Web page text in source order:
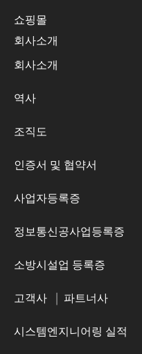
쇼핑몰
회사소개
회사소개
역사
조직도
인증서 및 협약서
사업자등록증
정보통신공사업등록증
소방시설업 등록증
고객사 | 파트너사
시스템엔지니어링 실적